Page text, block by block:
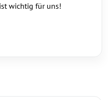
wichtig für uns!